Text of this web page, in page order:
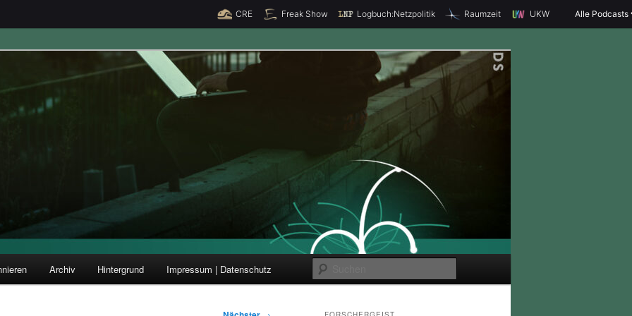
CRE Freak Show Logbuch:Netzpolitik Raumzeit UKW Alle Podcasts
und Forschung
u
Archiv Hintergrund Impressum | Datenschutz